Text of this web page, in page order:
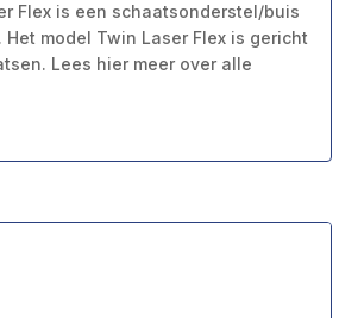
Flex is een schaatsonderstel/buis
model Twin Laser Flex is gericht
Lees hier meer over alle